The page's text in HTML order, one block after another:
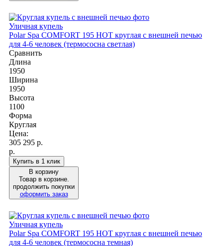
Уличная купель
Polar Spa COMFORT 195 HOT круглая с внешней печью
для 4-6 человек (термососна светлая)
Сравнить
Длина
1950
Ширина
1950
Высота
1100
Форма
Круглая
Цена:
305 295 р.
р.
Купить в 1 клик
В корзину
Товар в корзине.
продолжить покупки
оформить заказ
Уличная купель
Polar Spa COMFORT 195 HOT круглая с внешней печью
для 4-6 человек (термососна темная)